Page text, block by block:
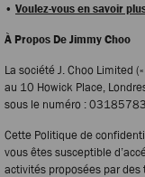
• Voulez-vous en savoir
À Propos De Jimmy Choo
La société J. Choo Limited («
au 10 Howick Place,
sous le numéro :
Cette Politique de
vous êtes susceptible
activités proposées par